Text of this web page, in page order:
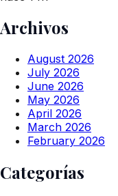
Archivos
August 2026
July 2026
June 2026
May 2026
April 2026
March 2026
February 2026
Categorías